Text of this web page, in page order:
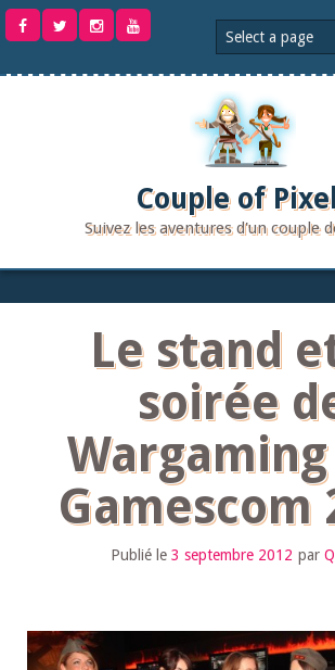
Aller
Couple of
Suivez les aventures d'un couple
Le stand
soirée
Gamescom
Publié le 3 septembre 2012 par